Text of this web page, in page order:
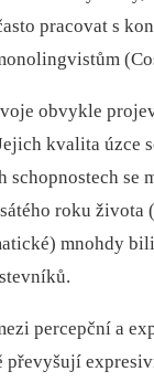
pracovat s
obvykle
kvalita úzce
se
roku
mnohdy
percepční a